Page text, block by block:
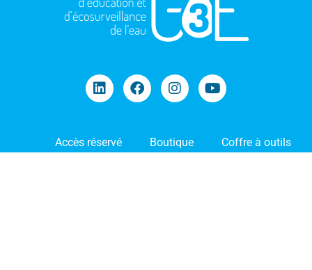
Accès réservé Boutique Coffre à outils